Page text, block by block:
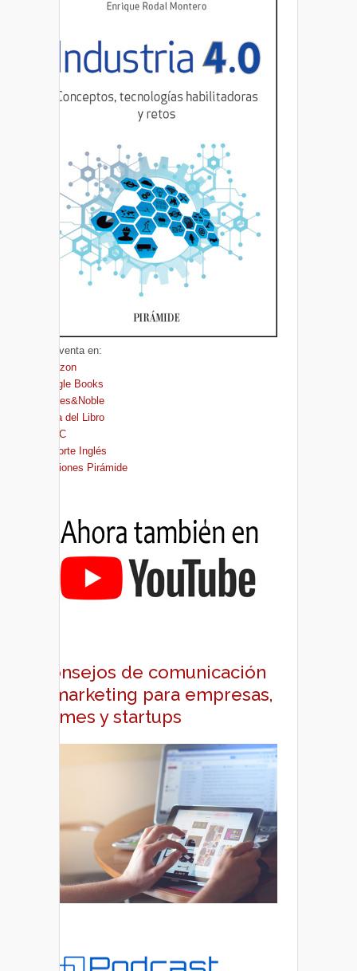
A la venta en:
Amazon
Google Books
Barnes&Noble
Casa del Libro
FNAC
El Corte Inglés
Ediciones Pirámide
Consejos de comunicación
y marketing para empresas,
pymes y startups